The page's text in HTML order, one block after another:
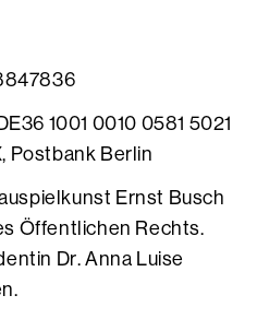
1001 0010 0581 5021
Postbank Berlin
Ernst Busch
Öffentlichen Rechts.
Dr. Anna Luise